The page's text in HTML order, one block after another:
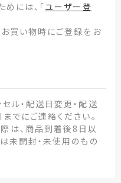
には、「ユーザー登
買い物時にご登録をお
ル・配送日変更・配送
でにご連絡ください。
は、商品到着後8日以
未開封・未使用のもの